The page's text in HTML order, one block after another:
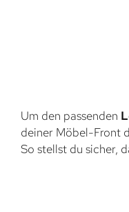
Um den passenden
deiner Möbel-Front
So stellst du sicher,